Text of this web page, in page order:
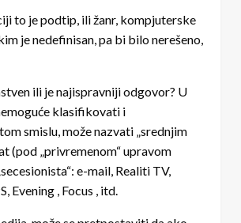
to je podtip, ili žanr, kompjuterske
je nedefinisan, pa bi bilo nerešeno,
ili je najispravniji odgovor? U
klasifikovati i
smislu, može nazvati „srednjim
(pod „privremenom“ upravom
e-mail, Realiti TV,
Evening , Focus , itd.